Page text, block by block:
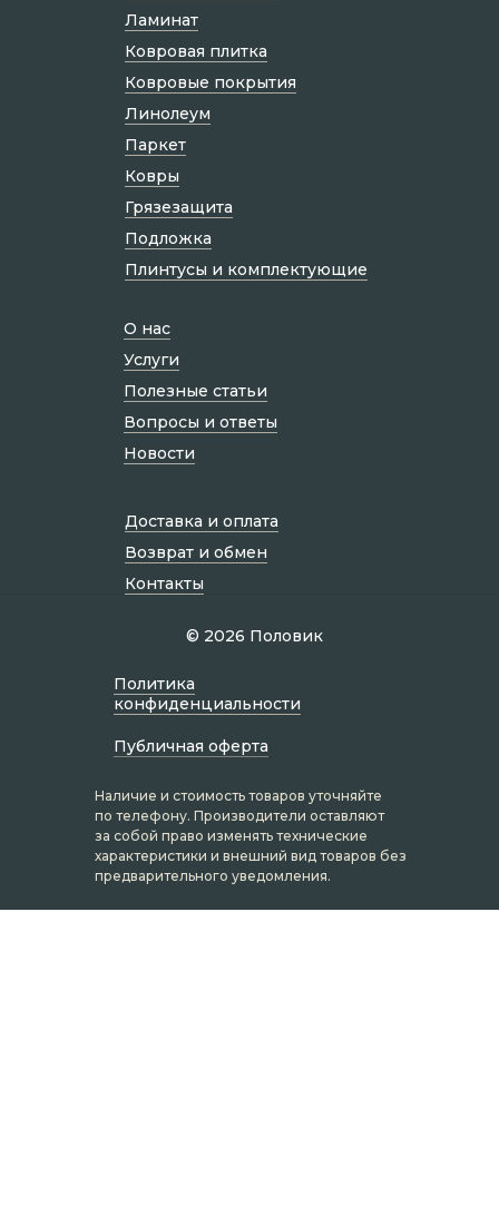
О нас
Услуги
Полезные статьи
Вопросы и ответы
Новости
Доставка и оплата
Возврат и обмен
Контакты
© 2026 Половик
Наличие и стоимость товаров уточняйте
по телефону. Производители оставляют
за собой право изменять технические
характеристики и внешний вид товаров без
предварительного уведомления.
Ламинат
Ковровая плитка
Ковровые покрытия
Линолеум
Паркет
Ковры
Грязезащита
Подложка
Плинтусы и комплектующие
Политик а
конфиденциальности
Публичная оферта